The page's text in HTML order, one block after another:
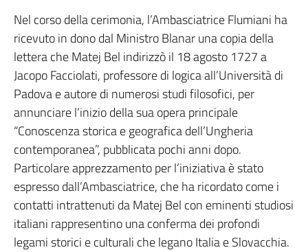
Nel corso della cerimonia, l’Ambasciatrice Flumiani ha
ricevuto in dono dal Ministro Blanar una copia della
lettera che Matej Bel indirizzò il 18 agosto 1727 a
Jacopo Facciolati, professore di logica all’Università di
Padova e autore di numerosi studi filosofici, per
annunciare l’inizio della sua opera principale
“Conoscenza storica e geografica dell’Ungheria
contemporanea”, pubblicata pochi anni dopo.
Particolare apprezzamento per l’iniziativa è stato
espresso dall’Ambasciatrice, che ha ricordato come i
contatti intrattenuti da Matej Bel con eminenti studiosi
italiani rappresentino una conferma dei profondi
legami storici e culturali che legano Italia e Slovacchia.